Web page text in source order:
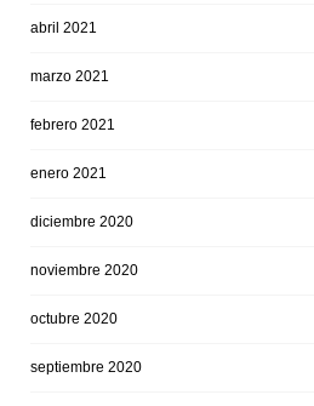
abril 2021
marzo 2021
febrero 2021
enero 2021
diciembre 2020
noviembre 2020
octubre 2020
septiembre 2020